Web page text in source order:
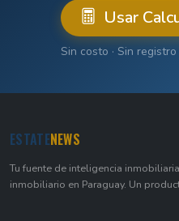
Usar
Sin costo · Sin
ESTATENEWS
Tu fuente de inteligencia
inmobiliario en Paraguay. Un